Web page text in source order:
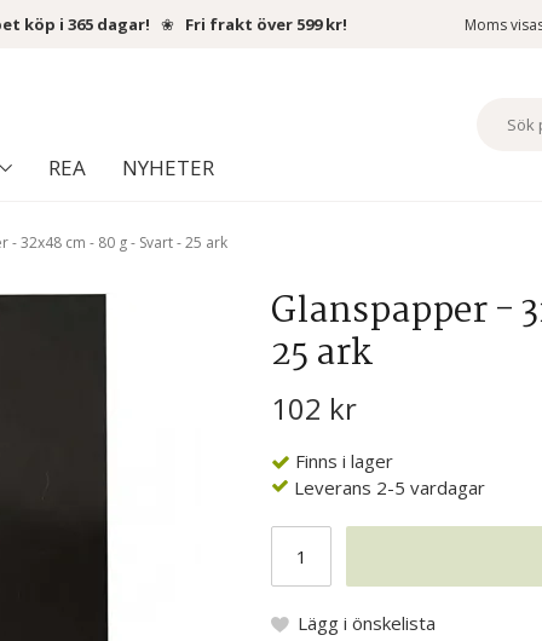
köp i 365 dagar! ❀ Fri frakt över 599 kr! Moms
REA NYHETER
- 32x48 cm - 80 g - Svart - 25 ark
Glanspapper -
25 ark
102 kr
Finns i lager
Leverans 2-5 vardagar
Lägg i önskelista